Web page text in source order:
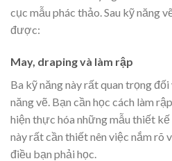
cục mẫu phác thảo. Sau kỹ năng
được:
May, draping và làm rập
Ba kỹ năng này rất quan trọng
năng vẽ. Bạn cần học cách làm
hiện thực hóa những mẫu thiết
này rất cần thiết nên việc nắm rõ
điều bạn phải học.